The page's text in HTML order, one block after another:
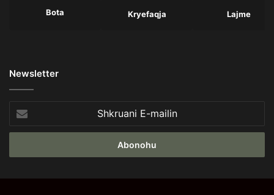
Bota Kryefaqja Lajme
Newsletter
E-
mailin